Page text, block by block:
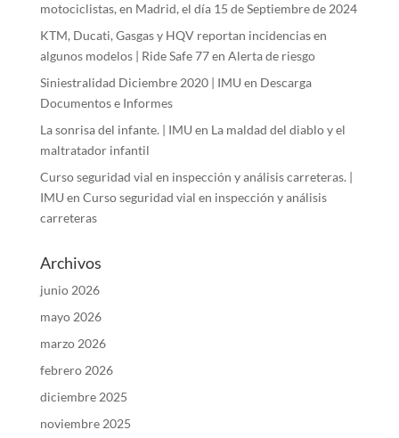
motociclistas, en Madrid, el día 15 de Septiembre de 2024
KTM, Ducati, Gasgas y HQV reportan incidencias en
algunos modelos | Ride Safe 77en Alerta de riesgo
Siniestralidad Diciembre 2020 | IMU en Descarga
Documentos e Informes
La sonrisa del infante. | IMU en La maldad del diablo y el
maltratador infantil
Curso seguridad vial en inspección y análisis carreteras. |
IMU en Curso seguridad vial en inspección y análisis
carreteras
Archivos
junio 2026
mayo 2026
marzo 2026
febrero 2026
diciembre 2025
noviembre 2025